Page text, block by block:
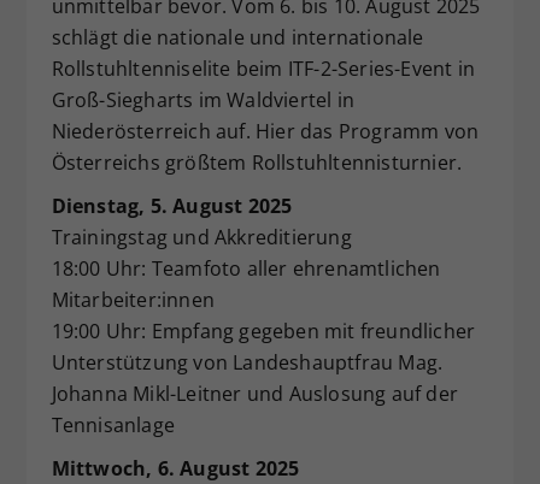
unmittelbar bevor. Vom 6. bis 10. August 2025
schlägt die nationale und internationale
Rollstuhltenniselite beim ITF-2-Series-Event in
Groß-Siegharts im Waldviertel in
Niederösterreich auf. Hier das Programm von
Österreichs größtem Rollstuhltennisturnier.
Dienstag, 5. August 2025
Trainingstag und Akkreditierung
18:00 Uhr: Teamfoto aller ehrenamtlichen
Mitarbeiter:innen
19:00 Uhr: Empfang gegeben mit freundlicher
Unterstützung von Landeshauptfrau Mag.
Johanna Mikl-Leitner und Auslosung auf der
Tennisanlage
Mittwoch, 6. August 2025
Zweck
Dieser Wert speichert Ihre Consent-
Einstellungen. Unter anderem eine
zufällig generierte ID, für die
historische Speicherung Ihrer
vorgenommen Einstellungen, falls der
Webseiten-Betreiber dies eingestellt